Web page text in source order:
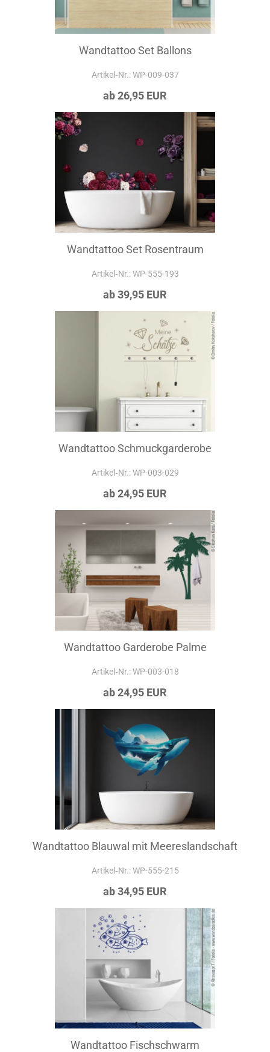
Wandtattoo Set Ballons
Artikel‑Nr.: WP-009-037
ab 26,95 EUR
Wandtattoo Set Rosentraum
Artikel‑Nr.: WP-555-193
ab 39,95 EUR
Wandtattoo Schmuckgarderobe
Artikel‑Nr.: WP-003-029
ab 24,95 EUR
Wandtattoo Garderobe Palme
Artikel‑Nr.: WP-003-018
ab 24,95 EUR
Wandtattoo Blauwal mit Meereslandschaft
Artikel‑Nr.: WP-555-215
ab 34,95 EUR
Wandtattoo Fischschwarm